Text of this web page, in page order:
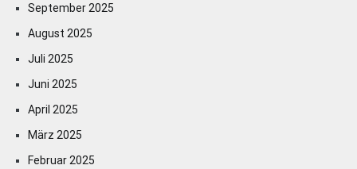
September 2025
August 2025
Juli 2025
Juni 2025
April 2025
März 2025
Februar 2025